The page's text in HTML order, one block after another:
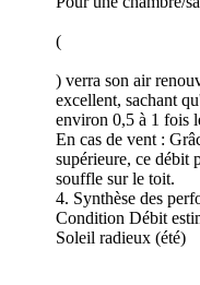
(
) verra son air
excellent, sachant
environ 0,5 à 1 fois
En cas de vent :
supérieure, ce débit
souffle sur le toit.
4. Synthèse des
Condition Débit
Soleil radieux (été)